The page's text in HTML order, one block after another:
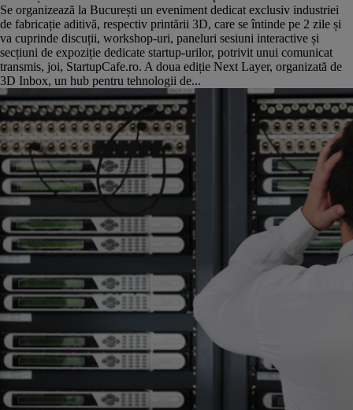
Se organizează la București un eveniment dedicat exclusiv industriei
de fabricație aditivă, respectiv printării 3D, care se întinde pe 2 zile și
va cuprinde discuții, workshop-uri, paneluri sesiuni interactive și
secțiuni de expoziție dedicate startup-urilor, potrivit unui comunicat
transmis, joi, StartupCafe.ro. A doua ediție Next Layer, organizată de
3D Inbox, un hub pentru tehnologii de...